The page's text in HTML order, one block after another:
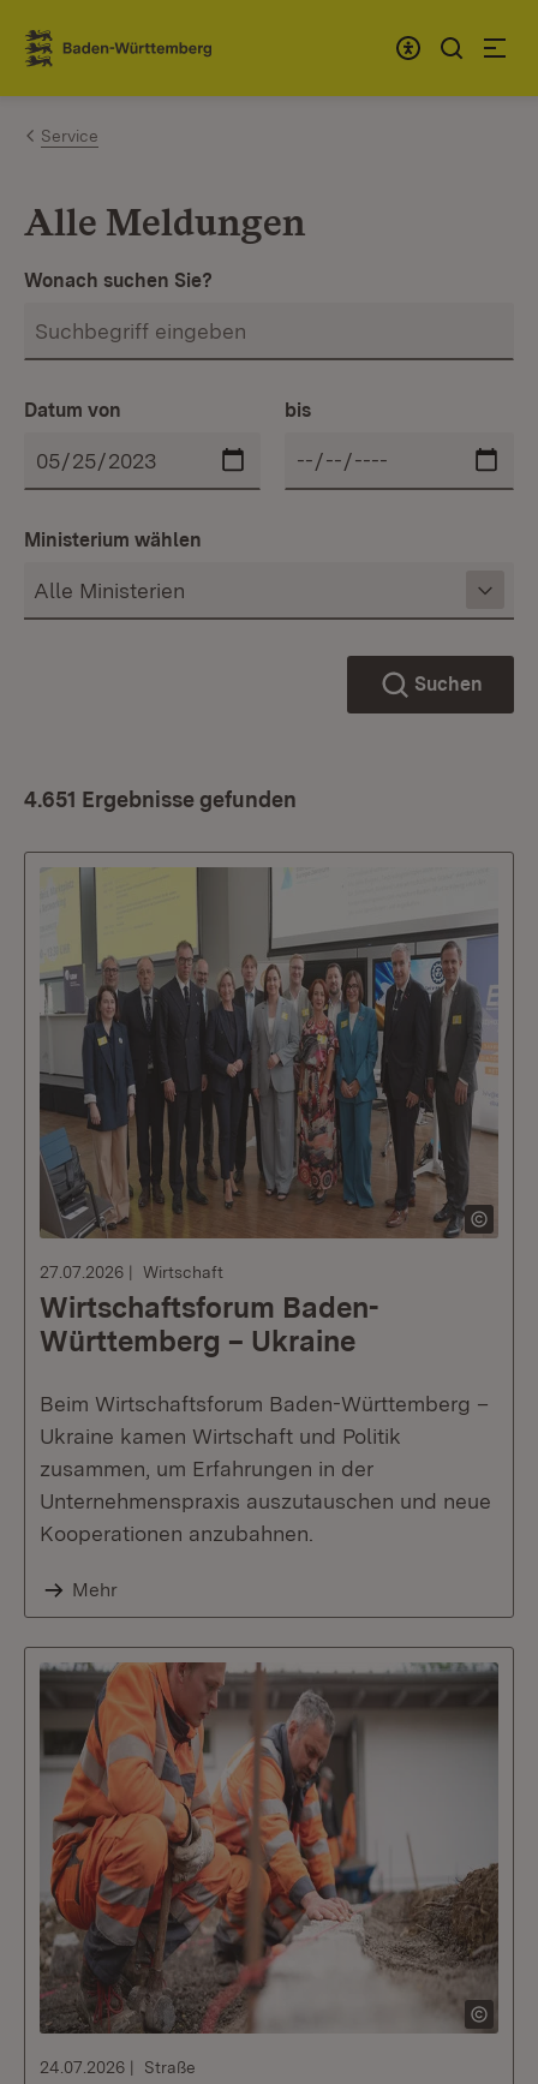
Zum Inhalt springen
Link zur Startseite
Service
Alle Meldungen
Wonach suchen Sie?
Datum von bis
Ministerium wählen
Suchen
4.651 Ergebnisse gefunden
27.07.2026 Wirtschaft
Wirtschaftsforum Baden-
Württemberg – Ukraine
Beim Wirtschaftsforum Baden-Württemberg –
Ukraine kamen Wirtschaft und Politik
zusammen, um Erfahrungen in der
Unternehmenspraxis auszutauschen und neue
Kooperationen anzubahnen.
Mehr
24.07.2026 Straße